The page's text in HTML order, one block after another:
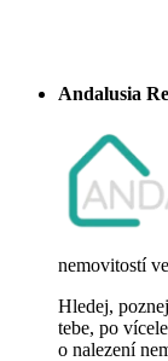
Andalusia
nemovitostí
Hledej,
tebe, po
o nalezení